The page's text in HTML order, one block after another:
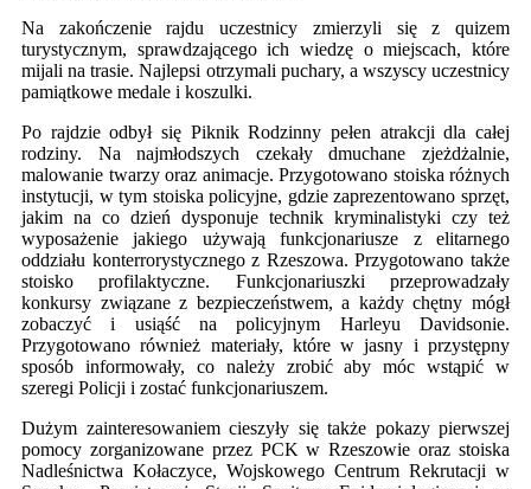
Na zakończenie rajdu uczestnicy zmierzyli się z quizem
turystycznym, sprawdzającego ich wiedzę o miejscach, które
mijali na trasie. Najlepsi otrzymali puchary, a wszyscy uczestnicy
pamiątkowe medale i koszulki.
Po rajdzie odbył się Piknik Rodzinny pełen atrakcji dla całej
rodziny. Na najmłodszych czekały dmuchane zjeżdżalnie,
malowanie twarzy oraz animacje. Przygotowano stoiska różnych
instytucji, w tym stoiska policyjne, gdzie zaprezentowano sprzęt,
jakim na co dzień dysponuje technik kryminalistyki czy też
wyposażenie jakiego używają funkcjonariusze z elitarnego
oddziału konterrorystycznego z Rzeszowa. Przygotowano także
stoisko profilaktyczne. Funkcjonariuszki przeprowadzały
konkursy związane z bezpieczeństwem, a każdy chętny mógł
zobaczyć i usiąść na policyjnym Harleyu Davidsonie.
Przygotowano również materiały, które w jasny i przystępny
sposób informowały, co należy zrobić aby móc wstąpić w
szeregi Policji i zostać funkcjonariuszem.
Dużym zainteresowaniem cieszyły się także pokazy pierwszej
pomocy zorganizowane przez PCK w Rzeszowie oraz stoiska
Nadleśnictwa Kołaczyce, Wojskowego Centrum Rekrutacji w